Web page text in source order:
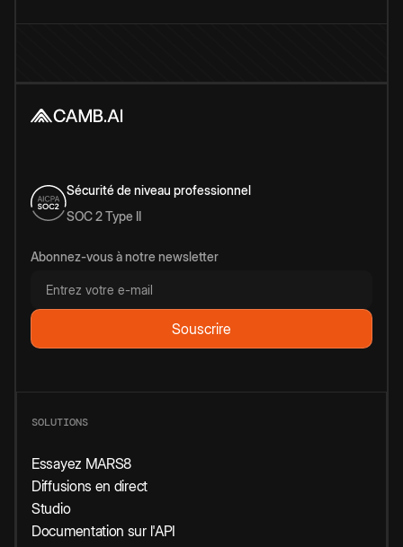
Sécurité de niveau professionnel
SOC 2 Type II
Abonnez-vous à notre newsletter
SOLUTIONS
Essayez MARS8
Diffusions en direct
Studio
Documentation sur l'API